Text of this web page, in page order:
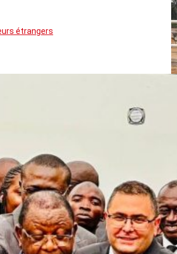
étrangers